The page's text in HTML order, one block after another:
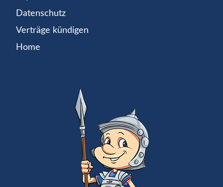
Datenschutz
Verträge kündigen
Home